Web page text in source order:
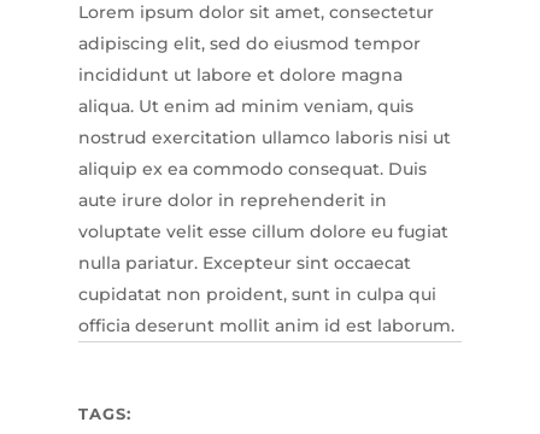
Lorem ipsum dolor sit amet, consectetur
adipiscing elit, sed do eiusmod tempor
incididunt ut labore et dolore magna
aliqua. Ut enim ad minim veniam, quis
nostrud exercitation ullamco laboris nisi ut
aliquip ex ea commodo consequat. Duis
aute irure dolor in reprehenderit in
voluptate velit esse cillum dolore eu fugiat
nulla pariatur. Excepteur sint occaecat
cupidatat non proident, sunt in culpa qui
officia deserunt mollit anim id est laborum.
TAGS: